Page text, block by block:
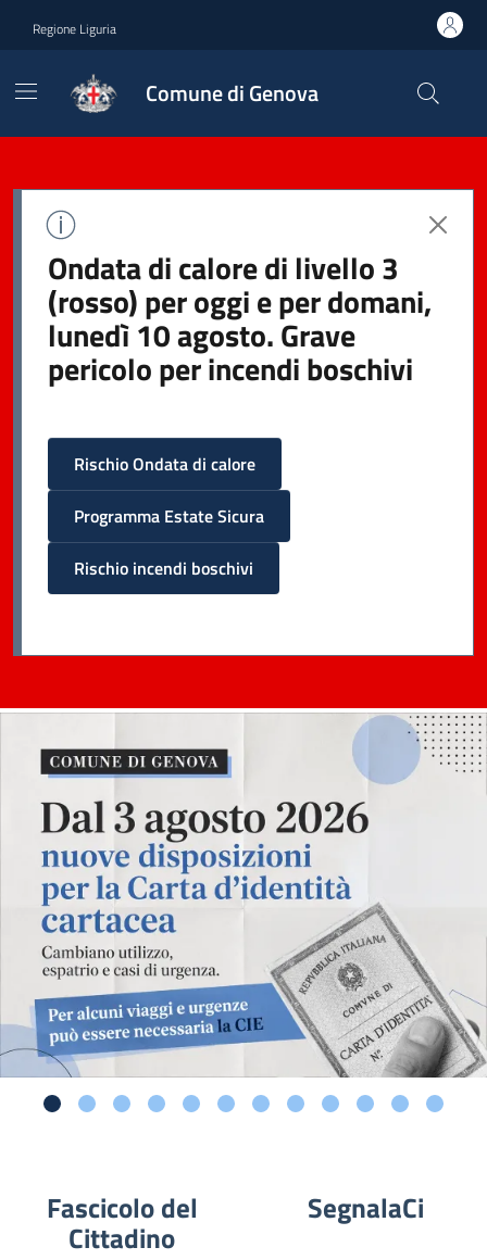
Regione Liguria
Comune di Genova
Ondata di calore di livello 3
(rosso) per oggi e per domani,
lunedì 10 agosto. Grave
pericolo per incendi boschivi
Rischio Ondata di calore
Programma Estate Sicura
Rischio incendi boschivi
Fascicolo del
Cittadino
SegnalaCi